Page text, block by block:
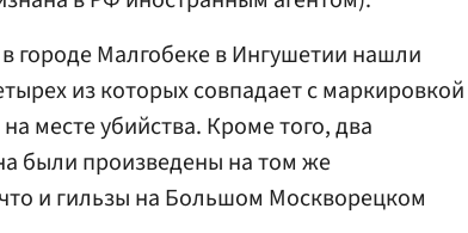
городе Малгобеке в Ингушетии нашли
из которых совпадает с маркировкой
месте убийства. Кроме того, два
были произведены на том же
и гильзы на Большом Москворецком